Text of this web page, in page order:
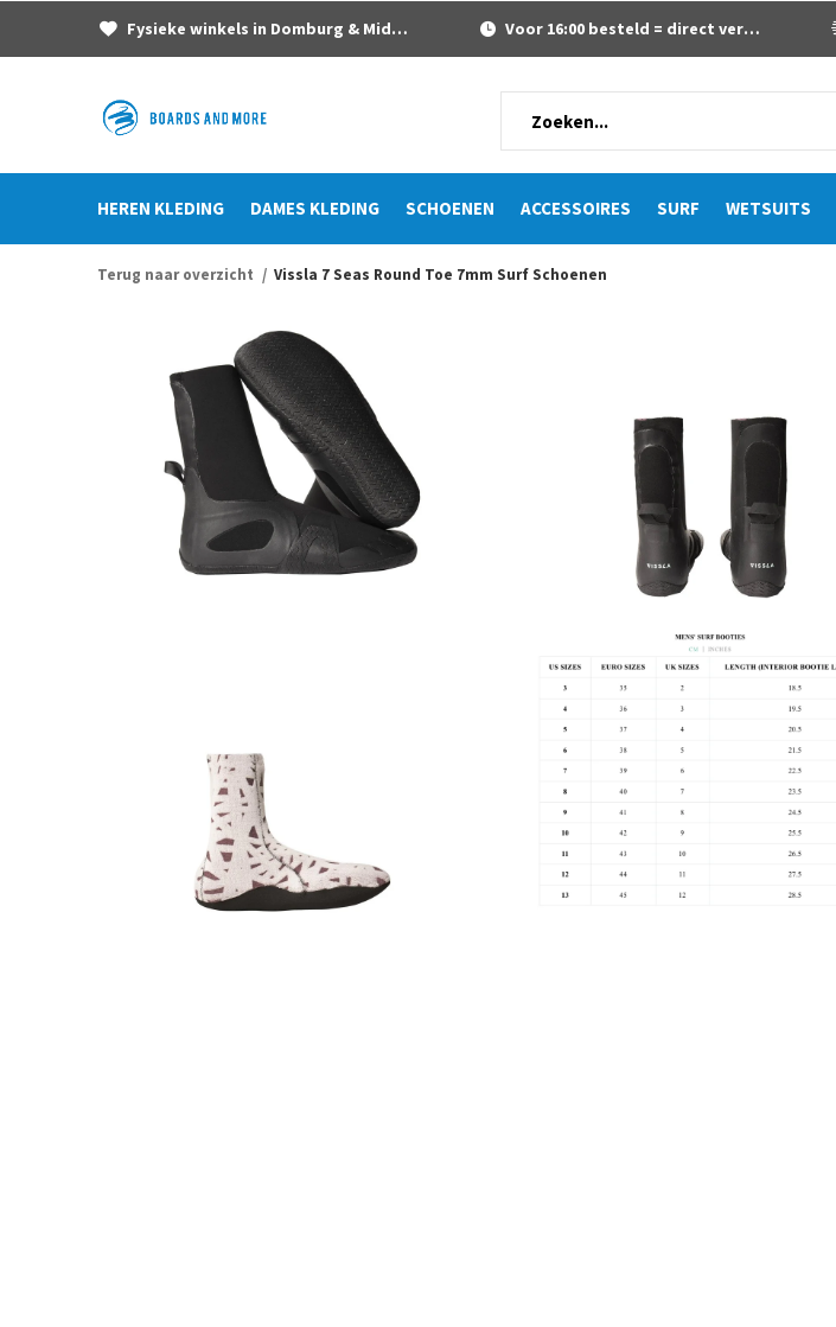
HEREN KLEDING DAMES KLEDING SCHOENEN ACCESSOIRES SURF WETSUITS
Fysieke winkels in Domburg & Middelburg Voor 16:00 besteld = direct verzonden
Terug naar overzicht Vissla 7 Seas Round Toe 7mm Surf Schoenen